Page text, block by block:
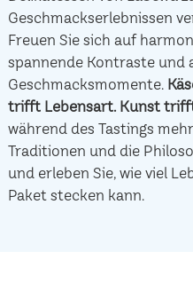
Geschmackserlebnissen
Freuen Sie sich auf
spannende Kontraste und
Geschmacksmomente.
trifft Lebensart. Kunst
während des Tastings
Traditionen und die
und erleben Sie, wie viel
Paket stecken kann.